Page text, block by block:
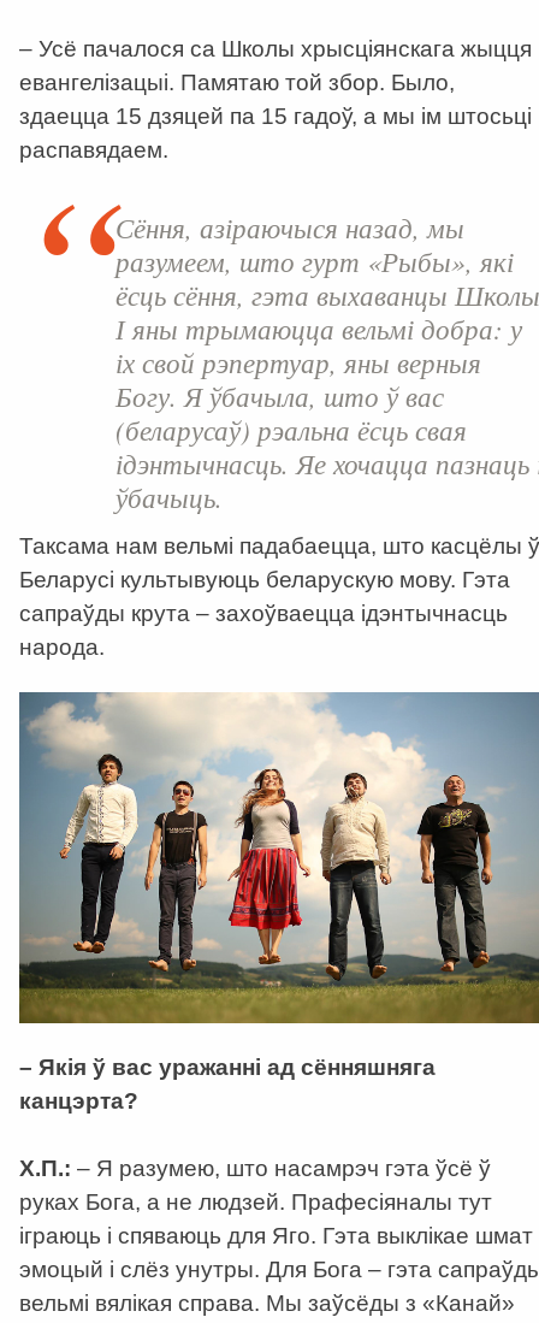
– Усё пачалося са Школы хрысціянскага жыцця
евангелізацыі. Памятаю той збор. Было,
здаецца 15 дзяцей па 15 гадоў, а мы ім штосьці
распавядаем.
Сёння, азіраючыся назад, мы
разумеем, што гурт «Рыбы», які
ёсць сёння, гэта выхаванцы
І яны трымаюцца вельмі добра: у
іх свой рэпертуар, яны верныя
Богу. Я ўбачыла, што ў вас
(беларусаў) рэальна ёсць свая
ідэнтычнасць. Яе хочацца пазнаць
ўбачыць.
Таксама нам вельмі падабаецца, што касцёлы ў
Беларусі культывуюць беларускую мову. Гэта
сапраўды крута – захоўваецца ідэнтычнасць
народа.
– Якія ў вас уражанні ад сённяшняга
канцэрта?
Х.П.: – Я разумею, што насамрэч гэта ўсё ў
руках Бога, а не людзей. Прафесіяналы тут
іграюць і спяваюць для Яго. Гэта выклікае шмат
эмоцый і слёз унутры. Для Бога – гэта
вельмі вялікая справа. Мы заўсёды з «Канай»